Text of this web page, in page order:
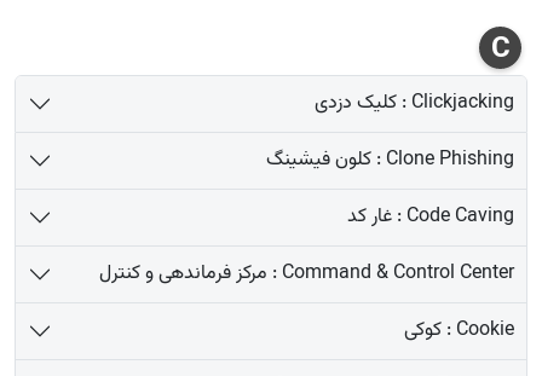
C
Clickjacking : کلیک دزدی
Clone Phishing : کلون فیشینگ
Code Caving : غار کد
Command & Control Center : مرکز فرماندهی و کنترل
Cookie : کوکی